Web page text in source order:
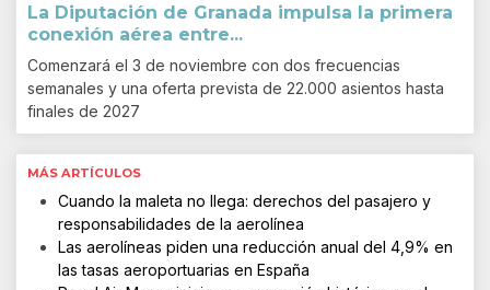
La Diputación de Granada impulsa la primera
conexión aérea entre...
Comenzará el 3 de noviembre con dos frecuencias
semanales y una oferta prevista de 22.000 asientos hasta
finales de 2027
MÁS ARTÍCULOS
Cuando la maleta no llega: derechos del pasajero y
responsabilidades de la aerolínea
Las aerolíneas piden una reducción anual del 4,9% en
las tasas aeroportuarias en España